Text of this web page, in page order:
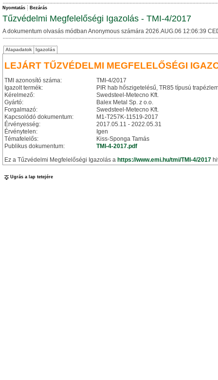
Nyomtatás Bezárás
Tűzvédelmi Megfelelőségi Igazolás - TMI-4/2017
A dokumentum olvasás módban Anonymous számára 2026.AUG.06 12:06:39
Alapadatok Igazolás
LEJÁRT TŰZVÉDELMI MEGFELELŐSÉGI
TMI azonosító száma:
TMI-4/2017
Igazolt termék:
PIR hab hőszigetelésű, TR85 típusú
Kérelmező:
Swedsteel-Metecno Kft.
Gyártó:
Balex Metal Sp. z o.o.
Forgalmazó:
Swedsteel-Metecno Kft.
Kapcsolódó dokumentum:
M1-T257K-11519-2017
Érvényesség:
2017.05.11 - 2022.05.31
Érvénytelen:
Igen
Témafelelős:
Kiss-Sponga Tamás
Publikus dokumentum:
TMI-4-2017.pdf
Ez a Tűzvédelmi Megfelelőségi Igazolás a https://www.emi.hu/tmi/TMI-4/2017
Ugrás a lap tetejére